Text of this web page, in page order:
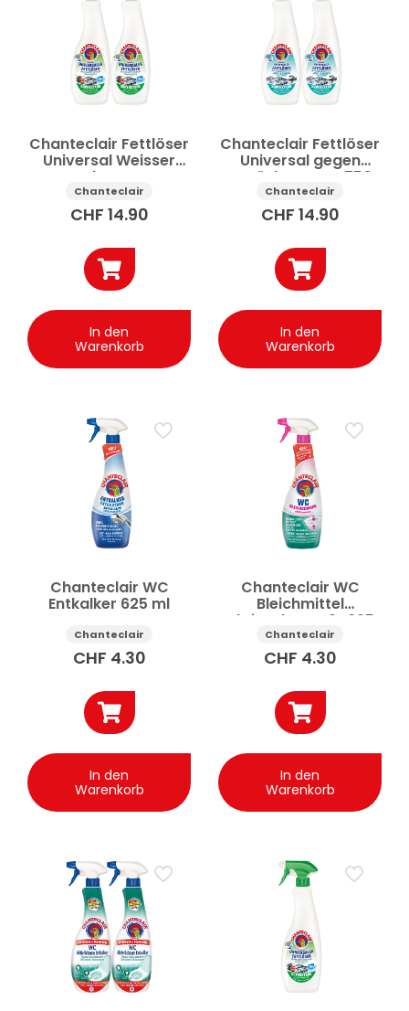
Chanteclair Fettlöser
Universal Weisser
Moschus Spray
2×750 ml
Chanteclair
CHF 14.90
In den
Warenkorb
Chanteclair Fettlöser
Universal gegen
Gerüche Spray 750
ml
Chanteclair
CHF 14.90
In den
Warenkorb
Chanteclair WC
Entkalker 625 ml
Chanteclair
CHF 4.30
In den
Warenkorb
Chanteclair WC
Bleichmittel
Aktivschaum 2×625
ml
Chanteclair
CHF 4.30
In den
Warenkorb